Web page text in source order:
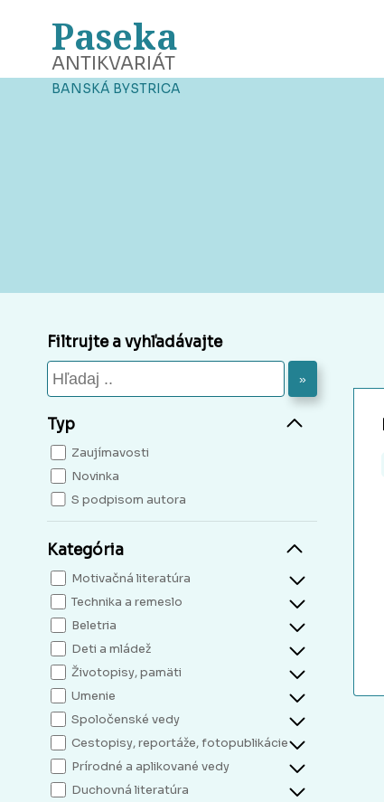
Paseka
ANTIKVARIÁT
BANSKÁ BYSTRICA
Filtrujte a vyhľadávajte
»
Typ
Zaujímavosti
Novinka
S podpisom autora
Kategória
Motivačná literatúra
Technika a remeslo
Beletria
Deti a mládež
Životopisy, pamäti
Umenie
Spoločenské vedy
Cestopisy, reportáže, fotopublikácie
Prírodné a aplikované vedy
Duchovná literatúra